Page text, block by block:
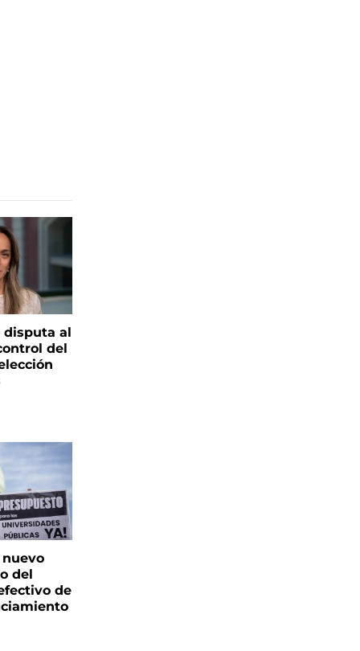
disputa al
del
del
de